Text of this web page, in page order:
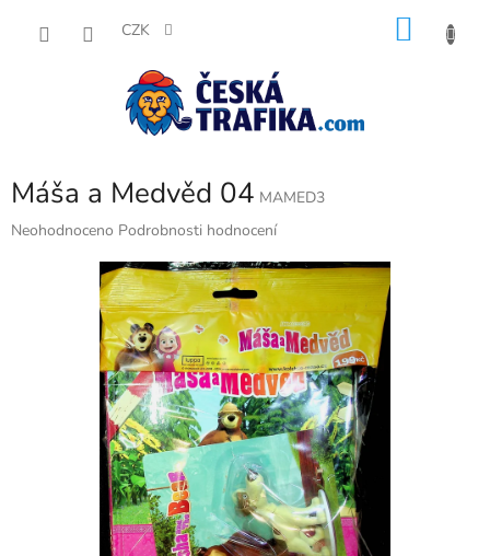
CZK
Máša a Medvěd 04 MAMED3
Průměrné
Neohodnoceno Podrobnosti hodnocení